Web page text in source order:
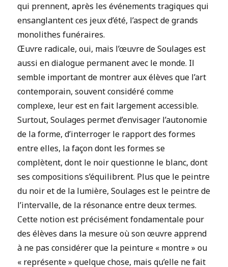
qui prennent, après les événements tragiques qui
ensanglantent ces jeux d’été, l’aspect de grands
monolithes funéraires.
Œuvre radicale, oui, mais l’œuvre de Soulages est
aussi en dialogue permanent avec le monde. Il
semble important de montrer aux élèves que l’art
contemporain, souvent considéré comme
complexe, leur est en fait largement accessible.
Surtout, Soulages permet d’envisager l’autonomie
de la forme, d’interroger le rapport des formes
entre elles, la façon dont les formes se
complètent, dont le noir questionne le blanc, dont
ses compositions s’équilibrent. Plus que le peintre
du noir et de la lumière, Soulages est le peintre de
l’intervalle, de la résonance entre deux termes.
Cette notion est précisément fondamentale pour
des élèves dans la mesure où son œuvre apprend
à ne pas considérer que la peinture « montre » ou
« représente » quelque chose, mais qu’elle ne fait